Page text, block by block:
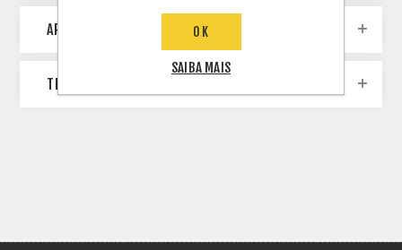
ARQUIVO
TERMOS POPULARES
OK
SAIBA MAIS